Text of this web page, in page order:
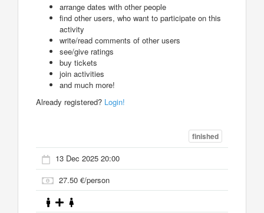
arrange dates with other people
find other users, who want to participate on this
activity
write/read comments of other users
see/give ratings
buy tickets
join activities
and much more!
Already registered? Login!
finished
13 Dec 2025 20:00
27.50 €/person